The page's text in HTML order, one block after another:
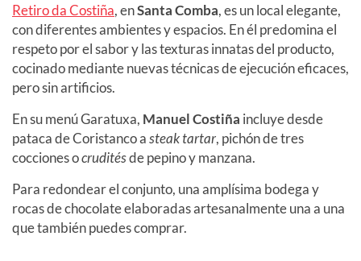
Retiro da Costiña, enSanta Comba, es un local elegante,
con diferentes ambientes y espacios. En él predomina el
respeto por el sabor y las texturas innatas del producto,
cocinado mediante nuevas técnicas de ejecución eficaces,
pero sin artificios.
En su menú Garatuxa, Manuel Costiña incluye desde
pataca de Coristanco asteak tartar, pichón de tres
cocciones ocruditésde pepino y manzana.
Para redondear el conjunto, una amplísima bodega y
rocas de chocolate elaboradas artesanalmente una a una
que también puedes comprar.